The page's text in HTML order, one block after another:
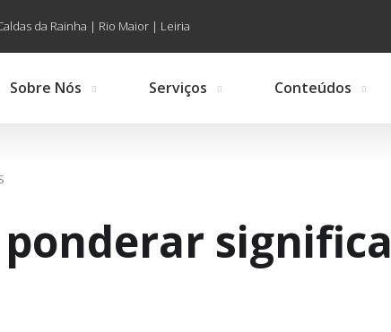
da Rainha | Rio Maior | Leiria
Sobre Nós Serviços Conteúdos
ponderar significa